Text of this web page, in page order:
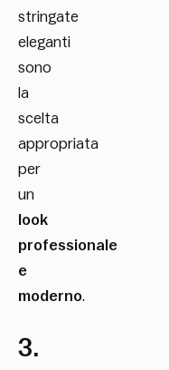
stringate
eleganti
sono
la
scelta
appropriata
per
un
look
professionale
e
moderno.
3.